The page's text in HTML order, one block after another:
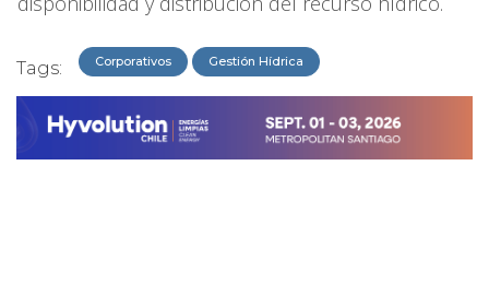
Tags: Corporativos Gestión Hídrica